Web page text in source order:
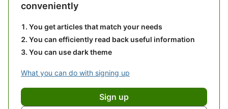
conveniently
You get articles that match your needs
You can efficiently read back useful information
You can use dark theme
What you can do with signing up
Sign up